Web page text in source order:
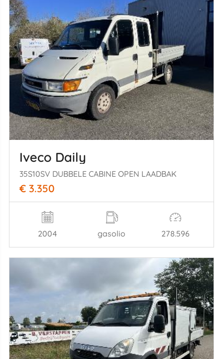
Iveco Daily
35S10SV DUBBELE CABINE OPEN LAADBAK
€ 3.350
2004 gasolio 278.596